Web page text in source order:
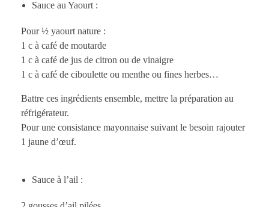
Sauce au Yaourt :
Pour ½ yaourt nature :
1 c à café de moutarde
1 c à café de jus de citron ou de vinaigre
1 c à café de ciboulette ou menthe ou fines herbes…
Battre ces ingrédients ensemble, mettre la préparation au
réfrigérateur.
Pour une consistance mayonnaise suivant le besoin rajouter
1 jaune d’œuf.
Sauce à l’ail :